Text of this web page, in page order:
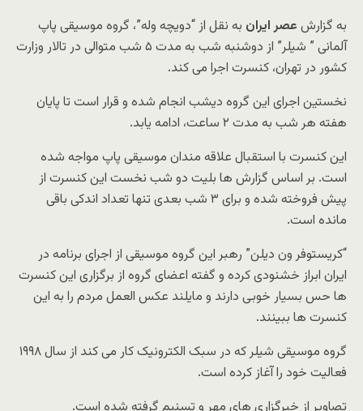
به گزارش عصر ایران به نقل از “دویچه وله”، گروه موسیقی پاپ
آلمانی ” شیلر” از دوشنبه شب به مدت ۵ شب متوالی در تالار وزارت
کشور در تهران، کنسرت اجرا می کند.
نخستین اجرای این گروه دیشب انجام شده و قرار است تا پایان
هفته هر شب به مدت ۲ ساعت، ادامه یابد.
این کنسرت با استقبال علاقه مندان موسیقی پاپ مواجه شده
است. بر اساس گزارش ها بلیت دو شب نخست این کنسرت از
پیش فروخته شده و برای ۳ شب بعدی تنها تعداد اندکی باقی
مانده است.
“کریستوفر ون دیلن” رهبر این گروه موسیقی از اجرای برنامه در
ایران ابراز خشنودی کرده و گفته اعضای گروه از برگزاری این کنسرت
ها حس بسیار خوبی دارند و مایلند عکس العمل مردم را به این
کنسرت ها ببینند.
گروه موسیقی شیلر که در سبک الکترونیک کار می کند از سال ۱۹۹۸
فعالیت خود را آغاز کرده است.